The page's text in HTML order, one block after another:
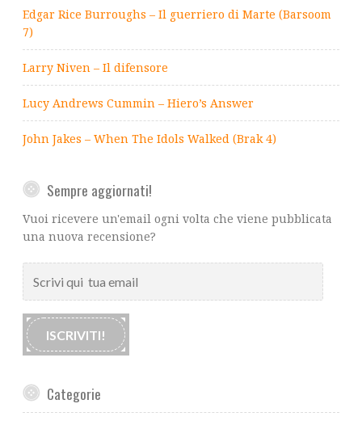
Edgar Rice Burroughs – Il guerriero di Marte (Barsoom
7)
Larry Niven – Il difensore
Lucy Andrews Cummin – Hiero’s Answer
John Jakes – When The Idols Walked (Brak 4)
Sempre aggiornati!
Vuoi ricevere un'email ogni volta che viene pubblicata
una nuova recensione?
qui
tua
email
ISCRIVITI!
Categorie